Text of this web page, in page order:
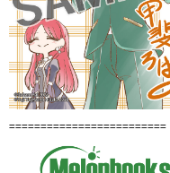
=========================